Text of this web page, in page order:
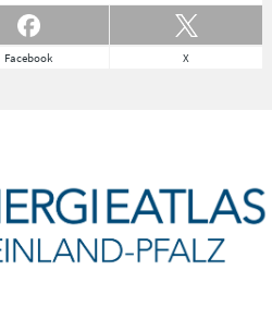
Facebook X